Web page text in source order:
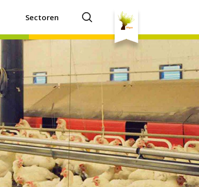
Sectoren